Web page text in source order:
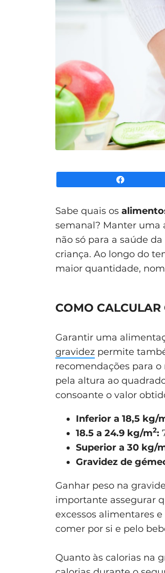
Sabe quais os
semanal? Manter uma
não só para a saúde
criança. Ao longo do
maior quantidade,
COMO
Garantir uma
gravidez permite
recomendações para
pela altura ao
consoante o valor
Inferior a 18,5 kg/
18.5 a 24.9 kg/m2:
Superior a 30 kg/
Gravidez de
Ganhar peso na
importante assegurar
excessos alimentares
comer por si e pelo
Quanto às calorias na